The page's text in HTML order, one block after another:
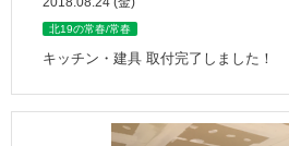
北19の常春/常春
キッチン・建具 取付完了しました！